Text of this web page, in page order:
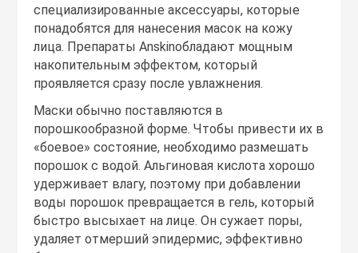
специализированные аксессуары, которые
понадобятся для нанесения масок на кожу
лица. Препараты Anskinобладают мощным
накопительным эффектом, который
проявляется сразу после увлажнения.
Маски обычно поставляются в
порошкообразной форме. Чтобы привести их в
«боевое» состояние, необходимо размешать
порошок с водой. Альгиновая кислота хорошо
удерживает влагу, поэтому при добавлении
воды порошок превращается в гель, который
быстро высыхает на лице. Он сужает поры,
удаляет отмерший эпидермис, эффективно